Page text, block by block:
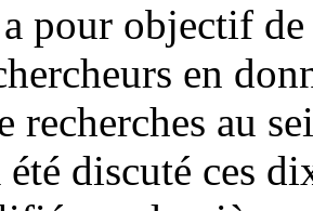
pour objectif
en
recherches au
discuté ces